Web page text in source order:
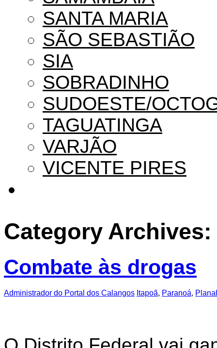
SANTA MARIA
SÃO SEBASTIÃO
SIA
SOBRADINHO
SUDOESTE/
TAGUATINGA
VARJÃO
VICENTE PIRES
Category
Combate às drogas
Administrador do Portal dos Calangos Itapoã, Paranoá,